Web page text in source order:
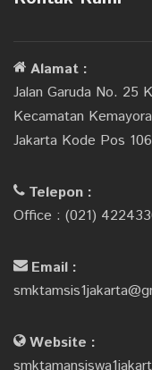
Alamat :
Jalan Garuda No. 25
Kecamatan
Jakarta Kode Pos
Telepon :
Office : (021)
Email :
Website :